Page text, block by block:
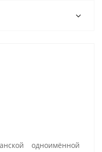
одноимённой